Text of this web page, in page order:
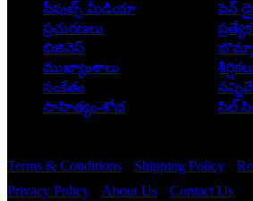
పీపుల్స్ ‌మీడియా
పెన్
ప్రచురణలు
బిజినెస్
బొమ్మా
ముఖ్యాంశాలు
సంకేతం
సాహిత్యం-శోభ
సిల్
Terms & Conditions Shipping Policy
Privacy Policy
About Us Contact Us